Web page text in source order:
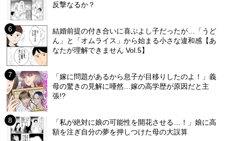
反撃なるか？
結婚前提の付き合いに喜ぶよし子だったが…「うど
ん」と「オムライス」から始まる小さな違和感【あ
なたが理解できません Vol.5】
「嫁に問題があるから息子が目移りしたのよ！」義
母の驚きの見解に唖然…嫁の高学歴が原因だと主
張!?
「私が絶対に娘の可能性を開花させる…！」娘に高
額を注ぎ自分の夢を押しつけた母の大誤算